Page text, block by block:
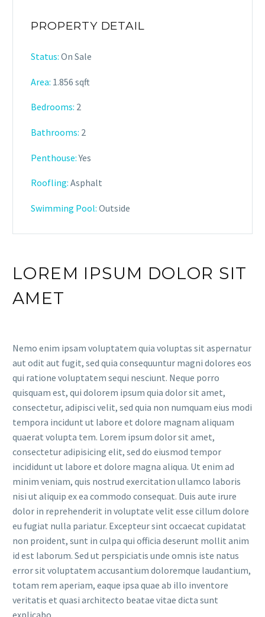
PROPERTY DETAIL
Status: On Sale
Area: 1.856 sqft
Bedrooms: 2
Bathrooms: 2
Penthouse:Yes
Roofling: Asphalt
Swimming Pool: Outside
LOREM IPSUM DOLOR SIT
AMET
Nemo enim ipsam voluptatem quia voluptas sit aspernatur
aut odit aut fugit, sed quia consequuntur magni dolores eos
qui ratione voluptatem sequi nesciunt. Neque porro
quisquam est, qui dolorem ipsum quia dolor sit amet,
consectetur, adipisci velit, sed quia non numquam eius modi
tempora incidunt ut labore et dolore magnam aliquam
quaerat volupta tem. Lorem ipsum dolor sit amet,
consectetur adipisicing elit, sed do eiusmod tempor
incididunt ut labore et dolore magna aliqua. Ut enim ad
minim veniam, quis nostrud exercitation ullamco laboris
nisi ut aliquip ex ea commodo consequat. Duis aute irure
dolor in reprehenderit in voluptate velit esse cillum dolore
eu fugiat nulla pariatur. Excepteur sint occaecat cupidatat
non proident, sunt in culpa qui officia deserunt mollit anim
id est laborum. Sed ut perspiciatis unde omnis iste natus
error sit voluptatem accusantium doloremque laudantium,
totam rem aperiam, eaque ipsa quae ab illo inventore
veritatis et quasi architecto beatae vitae dicta sunt